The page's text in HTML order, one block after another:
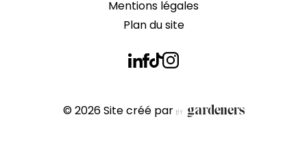
Mentions légales
Plan du site
© 2026 Site créé par